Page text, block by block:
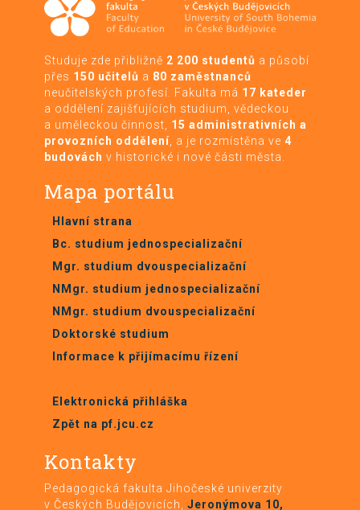
Studuje zde přibližně 2 200 studentů a působí
přes 150 učitelů a 80 zaměstnanců
neučitelských profesí. Fakulta má 17 kateder
a oddělení zajišťujících studium, vědeckou
a uměleckou činnost, 15 administrativních a
provozních oddělení , a je rozmístěna ve 4
budovách v historické i nové části města.
Mapa portálu
Hlavní strana
Bc. studium jednospecializační
Mgr. studium dvouspecializační
NMgr. studium jednospecializační
NMgr. studium dvouspecializační
Doktorské studium
Informace k přijímacímu řízení
Elektronická přihláška
Zpět na pf.jcu.cz
Kontakty
Pedagogická fakulta Jihočeské univerzity
v Českých Budějovicích, Jeronýmova 10,